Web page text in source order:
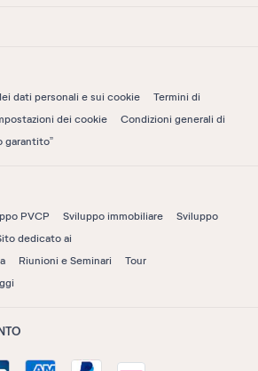
dati personali e sui cookie
Termini di
dei cookie
Condizioni generali di
garantito”
PVCP Sviluppo immobiliare
Sviluppo
dedicato ai
Riunioni e Seminari
Tour